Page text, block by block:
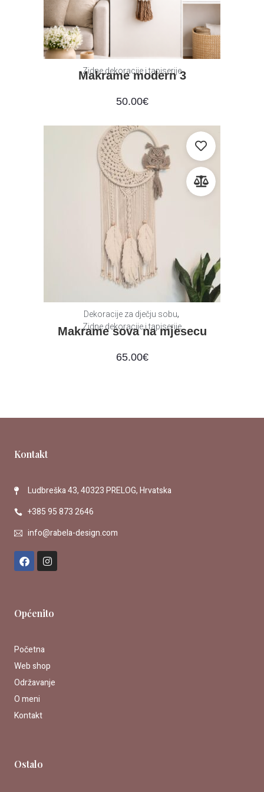
Zidne dekoracije i tapiserije
Makrame modern 3
50.00€
Dekoracije za dječju sobu,
Zidne dekoracije i tapiserije
Makrame sova na mjesecu
65.00€
Kontakt
Ludbreška 43, 40323 PRELOG, Hrvatska
+385 95 873 2646
info@rabela-design.com
F
a
c
o
I
n
s
r
Općenito
Početna
Web shop
Održavanje
O meni
Kontakt
Ostalo